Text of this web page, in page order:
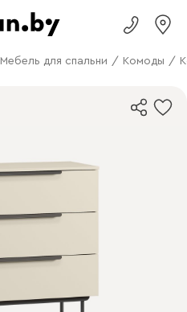
Мебель для спальни / Комоды /